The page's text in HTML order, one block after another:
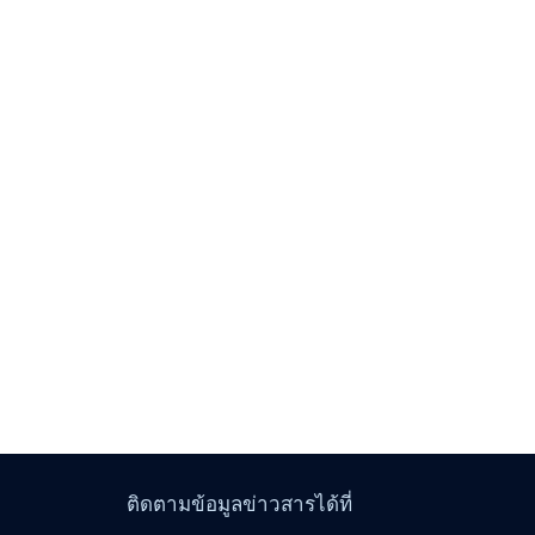
ติดตามข้อมูลข่าวสารได้ที่